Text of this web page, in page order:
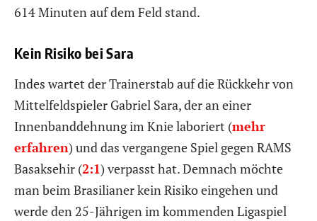
614 Minuten auf dem Feld stand.
Kein Risiko bei Sara
Indes wartet der Trainerstab auf die Rückkehr von
Mittelfeldspieler Gabriel Sara, der an einer
Innenbanddehnung im Knie laboriert (mehr
erfahren) und das vergangene Spiel gegen RAMS
Basaksehir (2:1) verpasst hat. Demnach möchte
man beim Brasilianer kein Risiko eingehen und
werde den 25-Jährigen im kommenden Ligaspiel